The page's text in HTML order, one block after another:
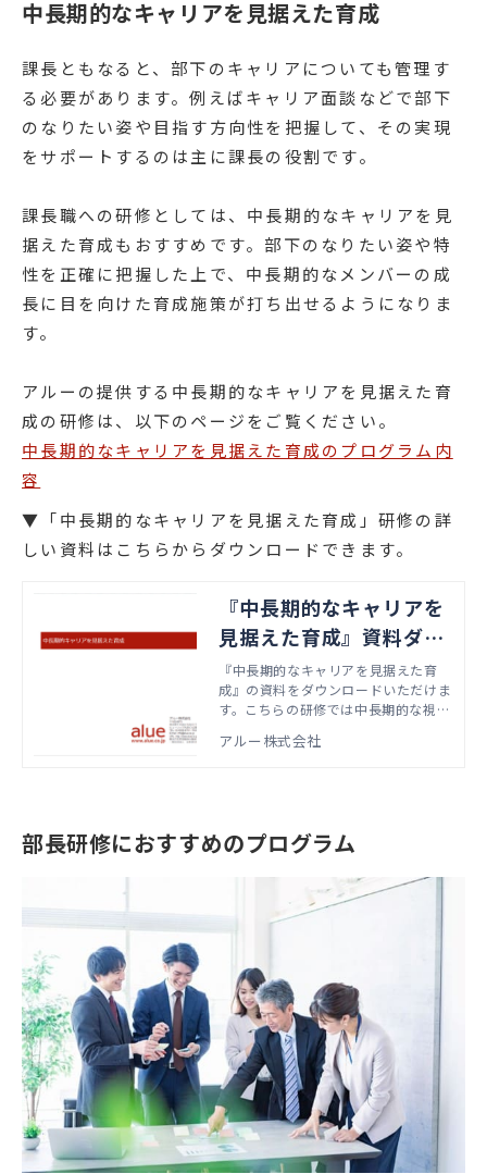
中長期的なキャリアを見据えた育成
課長ともなると、部下のキャリアについても管理す
る必要があります。例えばキャリア面談などで部下
のなりたい姿や目指す方向性を把握して、その実現
をサポートするのは主に課長の役割です。
課長職への研修としては、中長期的なキャリアを見
据えた育成もおすすめです。部下のなりたい姿や特
性を正確に把握した上で、中長期的なメンバーの成
長に目を向けた育成施策が打ち出せるようになりま
す。
アルーの提供する中長期的なキャリアを見据えた育
成の研修は、以下のページをご覧ください。
中長期的なキャリアを見据えた育成のプログラム内
容
▼「中長期的なキャリアを見据えた育成」研修の詳
しい資料はこちらからダウンロードできます。
『中長期的なキャリアを
見据えた育成』資料ダウ
ンロード
『中長期的なキャリアを見据えた育
成』の資料をダウンロードいただけま
す。こちらの研修では中長期的な視点
立案し、実現に向けた実行・軌道修正
アルー株式会社
部長研修におすすめのプログラム